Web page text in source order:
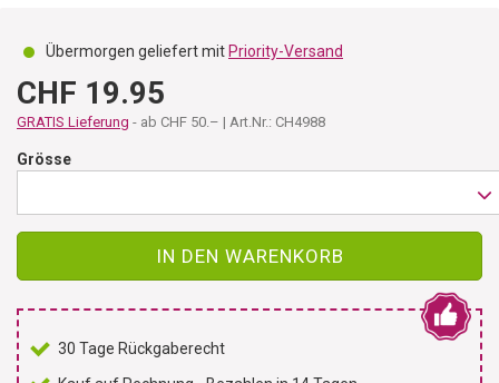
Übermorgen geliefert mit Priority-Versand
CHF 19.95
GRATIS Lieferung - ab CHF 50.– | Art.Nr.: CH4988
Grösse
IN DEN WARENKORB
30 Tage Rückgaberecht